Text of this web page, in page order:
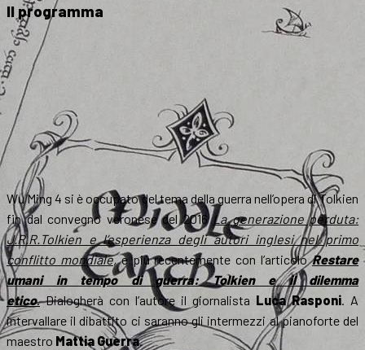
Il programma
Wu Ming 4 si è occupato del tema della guerra nell’opera di Tolkien
fin dal convegno veronese del 2016La generazione perduta:
J.R.R.Tolkien e l’esperienza degli autori inglesi nel primo
conflitto mondiale,e più recentemente con l’articoloRestare
umani in tempo di guerra: Tolkien e il dilemma
etico.Dialogherà con l’autore il giornalista Luca Rasponi. A
intervallare il dibattito ci saranno gli intermezzi al pianoforte del
maestro Mattia Guerra.